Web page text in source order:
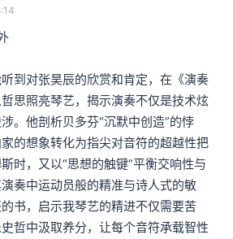
到对张昊辰的欣赏和肯定，在《演奏
思照亮琴艺，揭示演奏不仅是技术炫
。他剖析贝多芬“沉默中创造”的悖
的想象转化为指尖对音符的超越性把
时，又以“思想的触键”平衡交响性与
奏中运动员般的精准与诗人式的敏
书，启示我琴艺的精进不仅需要苦
哲中汲取养分，让每个音符承载智性